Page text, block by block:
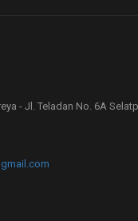
- Jl. Teladan No. 6A